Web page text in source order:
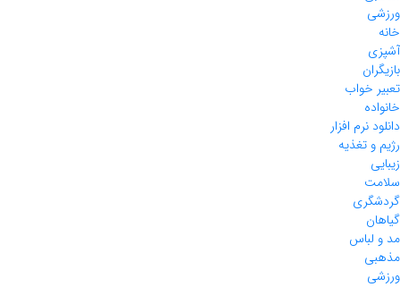
ورزشی
خانه
آشپزی
بازیگران
تعبیر خواب
خانواده
دانلود نرم افزار
رژیم و تغذیه
زیبایی
سلامت
گردشگری
گیاهان
مد و لباس
مذهبی
ورزشی